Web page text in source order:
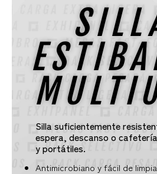
Silla suficientemente
espera, descanso o
y portátiles.
Antimicrobiano y fácil de